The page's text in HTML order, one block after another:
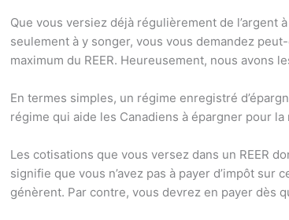
Que vous versiez déjà régulièrement de l’argent
seulement à y songer, vous vous demandez
maximum du REER. Heureusement, nous avons
En termes simples, un régime enregistré
régime qui aide les Canadiens à épargner pour la
Les cotisations que vous versez dans un REER
signifie que vous n’avez pas à payer d’impôt sur
génèrent. Par contre, vous devrez en payer dès